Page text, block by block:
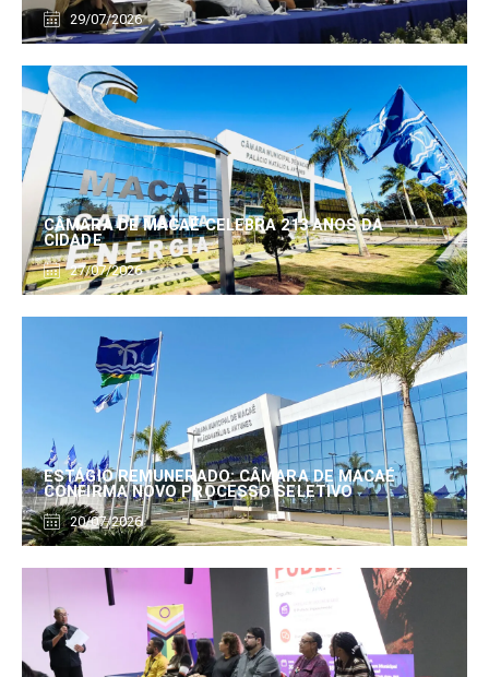
29/07/2026
CÂMARA DE MACAÉ CELEBRA 213 ANOS DA
CIDADE
27/07/2026
ESTÁGIO REMUNERADO: CÂMARA DE MACAÉ
CONFIRMA NOVO PROCESSO SELETIVO
20/07/2026